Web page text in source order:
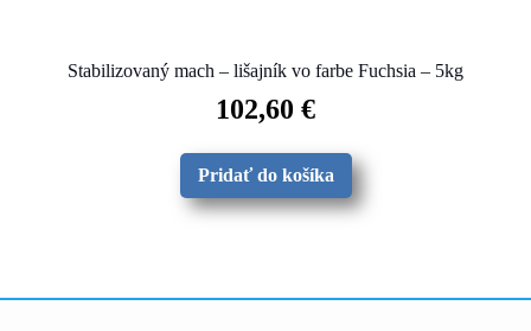
Stabilizovaný mach – lišajník vo farbe Fuchsia – 5kg
102,60 €
Pridať do košíka